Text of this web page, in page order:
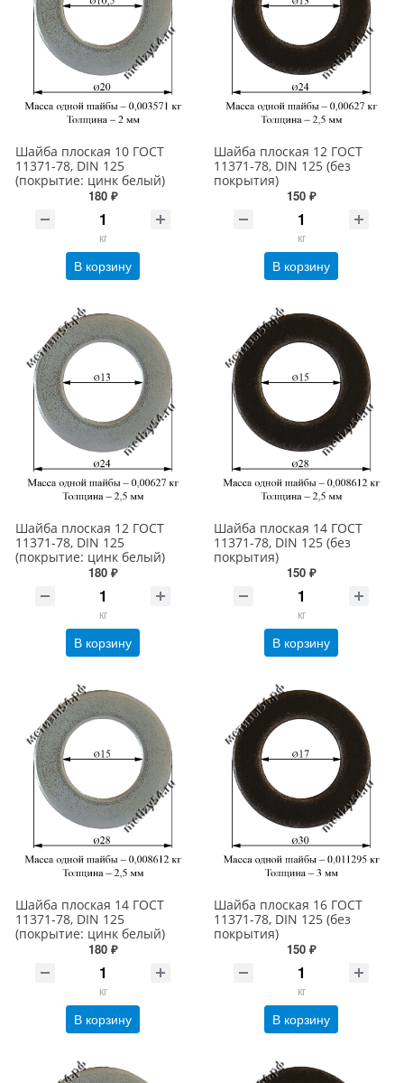
Шайба плоская 10 ГОСТ
11371-78, DIN 125
(покрытие: цинк белый)
180 ₽
кг
В корзину
Шайба плоская 12 ГОСТ
11371-78, DIN 125 (без
покрытия)
150 ₽
кг
В корзину
Шайба плоская 12 ГОСТ
11371-78, DIN 125
(покрытие: цинк белый)
180 ₽
кг
В корзину
Шайба плоская 14 ГОСТ
11371-78, DIN 125 (без
покрытия)
150 ₽
кг
В корзину
Шайба плоская 14 ГОСТ
11371-78, DIN 125
(покрытие: цинк белый)
180 ₽
кг
В корзину
Шайба плоская 16 ГОСТ
11371-78, DIN 125 (без
покрытия)
150 ₽
кг
В корзину